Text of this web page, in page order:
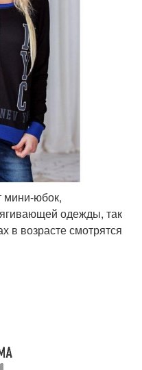
мини-юбок,
одежды, так
в возрасте смотрятся